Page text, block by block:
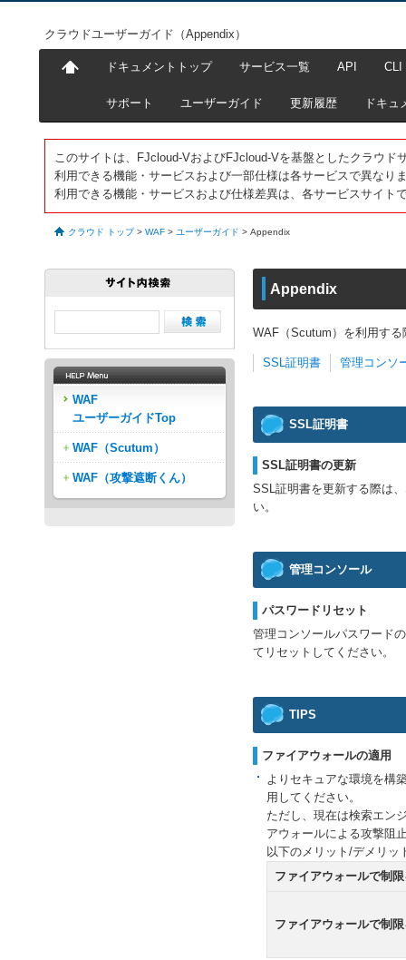
クラウドユーザーガイド（Appendix）
ドキュメントトップ サービス一覧 API CLI
サポート ユーザーガイド 更新履歴 ドキュ
このサイトは、FJcloud-VおよびFJcloud-Vを基盤としたクラウド
利用できる機能・サービスおよび一部仕様は各サービスで異なり
利用できる機能・サービスおよび仕様差異は、各サービスサイト
クラウド トップ > WAF > ユーザーガイド > Appendix
Appendix
WAF（Scutum）を利用す
SSL証明書 管理コンソ
SSL証明書
SSL証明書の更新
SSL証明書を更新する際は、
い。
管理コンソール
パスワードリセット
管理コンソールパスワード
てリセットしてください。
TIPS
ファイアウォールの適用
よりセキュアな環境を構
用してください。
ただし、現在は検索エン
アウォールによる攻撃阻
以下のメリット/デメリッ
ファイアウォールで制
ファイアウォールで制
WAF
ユーザーガイドTop
WAF（Scutum）
WAF（攻撃遮断くん）